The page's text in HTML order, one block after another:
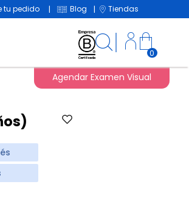
tu pedido | Blog | Tiendas
0
Agendar Examen Visual